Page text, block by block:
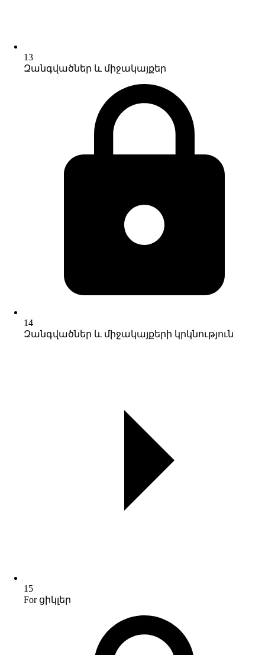
13
Զանգվածներ և միջակայքեր
14
Զանգվածներ և միջակայքերի կրկնություն
15
For ցիկլեր